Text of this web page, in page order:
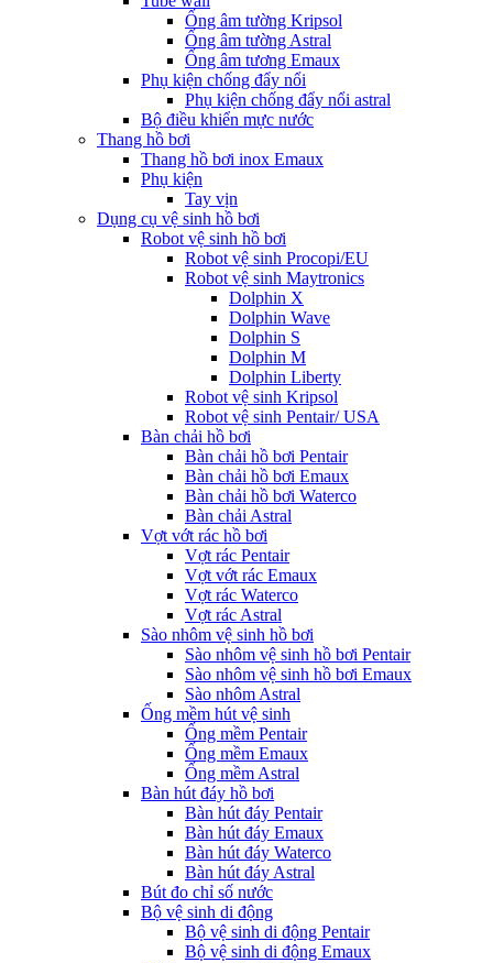
Ống âm tường Kripsol
Ống âm tường Astral
Ống âm tương Emaux
Phụ kiện chống đẩy nổi
Phụ kiện chống đẩy nổi astral
Bộ điều khiển mực nước
Thang hồ bơi
Thang hồ bơi inox Emaux
Phụ kiện
Tay vịn
Dụng cụ vệ sinh hồ bơi
Robot vệ sinh hồ bơi
Robot vệ sinh Procopi/EU
Robot vệ sinh Maytronics
Dolphin X
Dolphin Wave
Dolphin S
Dolphin M
Dolphin Liberty
Robot vệ sinh Kripsol
Robot vệ sinh Pentair/ USA
Bàn chải hồ bơi
Bàn chải hồ bơi Pentair
Bàn chải hồ bơi Emaux
Bàn chải hồ bơi Waterco
Bàn chải Astral
Vợt vớt rác hồ bơi
Vợt rác Pentair
Vợt vớt rác Emaux
Vợt rác Waterco
Vợt rác Astral
Sào nhôm vệ sinh hồ bơi
Sào nhôm vệ sinh hồ bơi Pentair
Sào nhôm vệ sinh hồ bơi Emaux
Sào nhôm Astral
Ống mềm hút vệ sinh
Ống mềm Pentair
Ống mềm Emaux
Ống mềm Astral
Bàn hút đáy hồ bơi
Bàn hút đáy Pentair
Bàn hút đáy Emaux
Bàn hút đáy Waterco
Bàn hút đáy Astral
Bút đo chỉ số nước
Bộ vệ sinh di động
Bộ vệ sinh di động Pentair
Bộ vệ sinh di động Emaux